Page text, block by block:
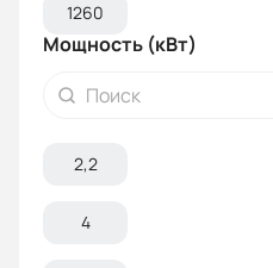
1260
Мощность (кВт)
2,2
4